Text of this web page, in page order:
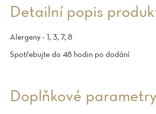
Detailní popis
Alergeny - 1, 3, 7, 8
Spotřebujte do 48 hodin po dodání
Doplňkové parametry